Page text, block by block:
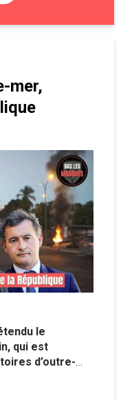
mer,
le
qui est
d’outre-
Jean-François